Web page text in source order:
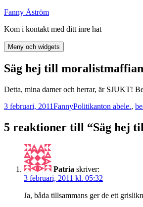
Hoppa
innehåll
Fanny Åström
Kom i kontakt med ditt inre hat
Meny och widgets
Säg hej till
Detta, mina damer och herrar, är SJUKT!
Postat
3 februari, 2011Författare
FannyKategorier
PolitikTaggar
anton abele.,
5 reaktioner till “Säg hej
Patria skriver:
3 februari, 2011 kl. 05:32
Ja, båda tillsammans ger de ett